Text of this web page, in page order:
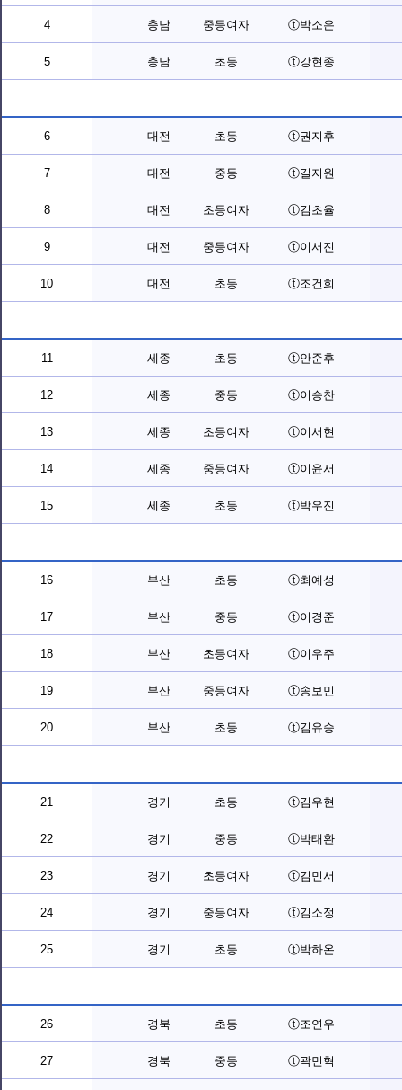
4 충남 중등여자 ⓣ박소은
5 충남 초등 ⓣ강현종
6 대전 초등 ⓣ권지후
7 대전 중등 ⓣ길지원
8 대전 초등여자 ⓣ김초율
9 대전 중등여자 ⓣ이서진
10 대전 초등 ⓣ조건희
11 세종 초등 ⓣ안준후
12 세종 중등 ⓣ이승찬
13 세종 초등여자 ⓣ이서현
14 세종 중등여자 ⓣ이윤서
15 세종 초등 ⓣ박우진
16 부산 초등 ⓣ최예성
17 부산 중등 ⓣ이경준
18 부산 초등여자 ⓣ이우주
19 부산 중등여자 ⓣ송보민
20 부산 초등 ⓣ김유승
21 경기 초등 ⓣ김우현
22 경기 중등 ⓣ박태환
23 경기 초등여자 ⓣ김민서
24 경기 중등여자 ⓣ김소정
25 경기 초등 ⓣ박하온
26 경북 초등 ⓣ조연우
27 경북 중등 ⓣ곽민혁